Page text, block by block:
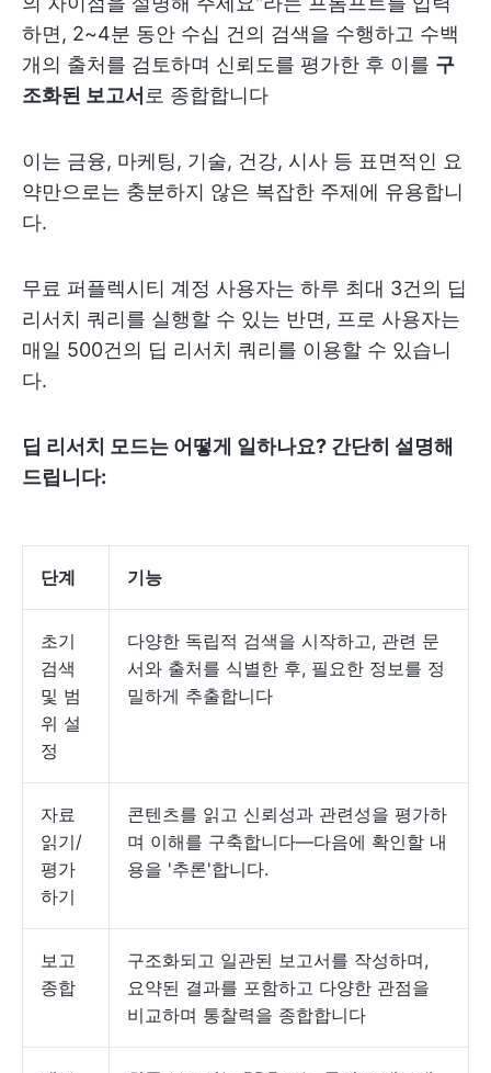
하면, 2~4분 동안 수십 건의 검색을 수행하고 수백
개의 출처를 검토하며 신뢰도를 평가한 후 이를 구
조화된 보고서 로 종합합니다
이는 금융, 마케팅, 기술, 건강, 시사 등 표면적인 요
약만으로는 충분하지 않은 복잡한 주제에 유용합니
다.
무료 퍼플렉시티 계정 사용자는 하루 최대 3건의 딥
리서치 쿼리를 실행할 수 있는 반면, 프로 사용자는
매일 500건의 딥 리서치 쿼리를 이용할 수 있습니
다.
딥 리서치 모드는 어떻게 일하나요? 간단히 설명해
드립니다:
단계 기능
초기
검색
및 범
위 설
정
다양한 독립적 검색을 시작하고, 관련 문
서와 출처를 식별한 후, 필요한 정보를 정
밀하게 추출합니다
자료
읽기/
평가
하기
콘텐츠를 읽고 신뢰성과 관련성을 평가하
며 이해를 구축합니다—다음에 확인할 내
용을 '추론'합니다.
보고
종합
구조화되고 일관된 보고서를 작성하며,
요약된 결과를 포함하고 다양한 관점을
비교하며 통찰력을 종합합니다